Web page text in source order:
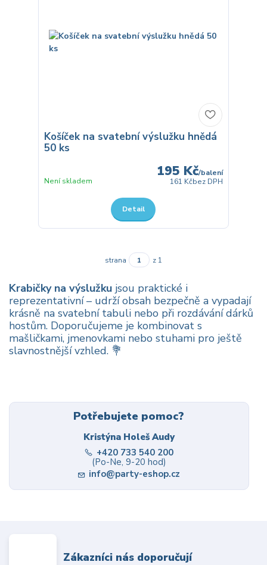
Košíček na svatební výslužku hnědá
50 ks
195 Kč/balení
161 Kčbez DPH
Není skladem
Detail
strana z 1
Krabičky na výslužku jsou praktické i
reprezentativní – udrží obsah bezpečně a vypadají
krásně na svatební tabuli nebo při rozdávání dárků
hostům. Doporučujeme je kombinovat s
mašličkami, jmenovkami nebo stuhami pro ještě
slavnostnější vzhled. 💐
Potřebujete pomoc?
Kristýna Holeš Audy
+420 733 540 200
(Po-Ne, 9-20 hod)
info@party-eshop.cz
Zákazníci nás doporučují